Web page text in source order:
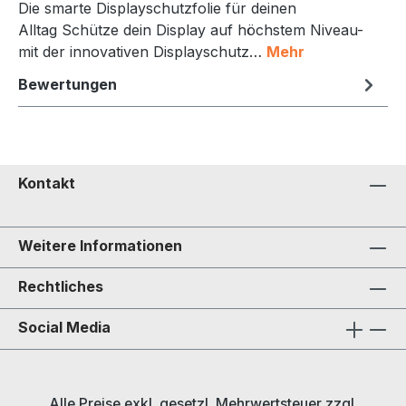
Die smarte Displayschutzfolie für deinen
Alltag Schütze dein Display auf höchstem Niveau-
mit der innovativen Displayschutz… Mehr
Bewertungen
Kontakt
Weitere Informationen
Rechtliches
Social Media